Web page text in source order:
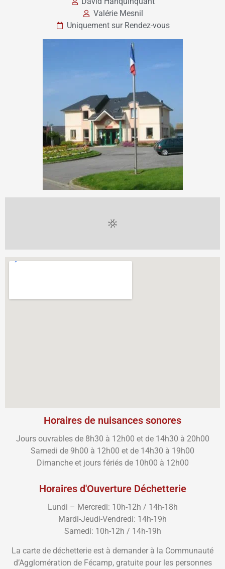
Valérie Mesnil
Uniquement sur Rendez-vous
Horaires de nuisances sonores
Jours ouvrables de 8h30 à 12h00 et de 14h30 à 20h00
Samedi de 9h00 à 12h00 et de 14h30 à 19h00
Dimanche et jours fériés de 10h00 à 12h00
Horaires d'Ouverture Déchetterie
Lundi – Mercredi: 10h-12h / 14h-18h
Mardi-Jeudi-Vendredi: 14h-19h
Samedi: 10h-12h / 14h-19h
La carte de déchetterie est à demander à la Communauté
d’Agglomération de Fécamp, gratuite pour les personnes